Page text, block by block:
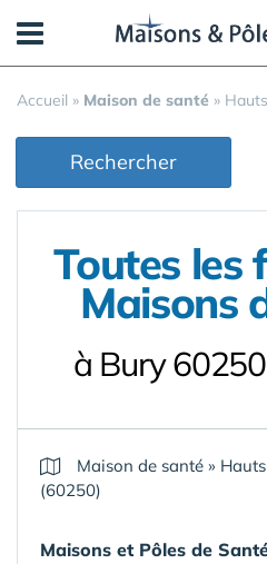
Accueil » Maison de santé »
Rechercher
Toutes les
Maisons
à Bury
Maison de santé »
(60250)
Maisons et Pôles de
Panneau de gestion des cookies